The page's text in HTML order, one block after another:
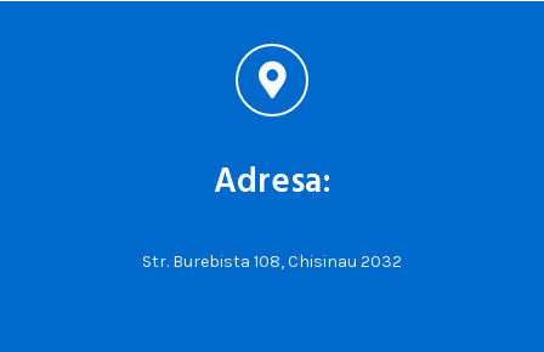
Adresa:
Str. Burebista 108, Chisinau 2032